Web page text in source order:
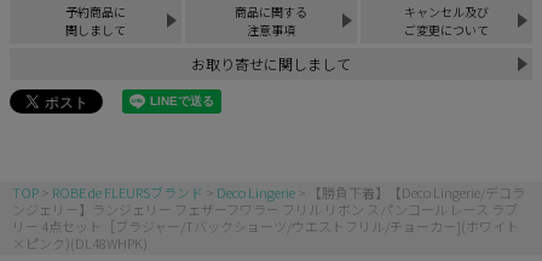
予約商品に
関しまして
商品に関する
注意事項
キャンセル及び
ご変更について
お取り寄せに関しまして
TOP ROBE de FLEURSブランド Deco Lingerie
【勝負下着】【Deco Lingerie/デコラ
ンジェリー】ランジェリー フェザーフワラー フリル リボン スパンコール レース ラブ
リー 4点セット［ブラジャー/Tバックショーツ/ウエストフリル/チョーカー](ホワイト
×ピンク)(DL48WHPK)